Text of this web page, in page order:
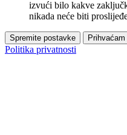
izvući bilo kakve
nikada neće biti
Spremite postavke Prihvaćam
Politika privatnosti